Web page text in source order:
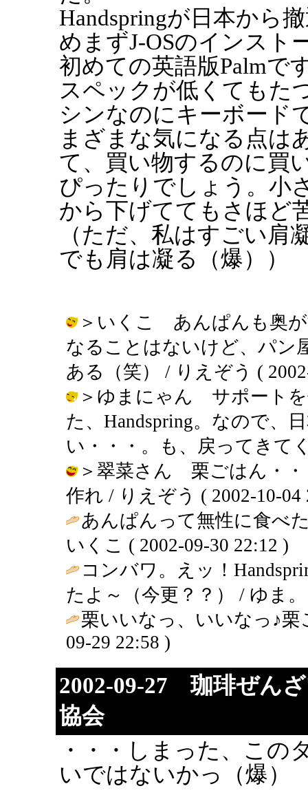
Handspringが日本から
めまずJ-OSのインスト
初めての英語版Palmで
スペックが低くてもた
シンなのにキーボード
まざまな気になる点は
て、買い物するのに買
ぴったりでしょう。小
から下げててもさほど
（ただ、私はすごい肩
でも肩は凝る（爆））
＞いくこ あんぱんも奥が
なることはないけど、パン
ある（笑） / りえぞう (
＞ゆまにゃん サポートを
た、Handspring。なので、
い・・・。も、戻ってきて
＞翠菜さん 栗ごはん・
作れ / りえぞう ( 2002-10-04
あんぱんって無性に食べ
いくこ ( 2002-09-30 22:12 )
コンバワ。えッ！
たよ～（今更？？） / ゆま
栗いいなっ、いいなっ♪
09-29 22:58 )
2002-09-27 珈琲ぜん
協会
・・・しまった、この
いではないかっ（爆）